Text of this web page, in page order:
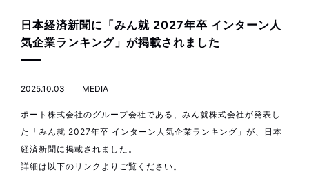
日本経済新聞に「みん就 2027年卒 インターン人
気企業ランキング」が掲載されました
2025.10.03 MEDIA
ポート株式会社のグループ会社である、みん就株式会社が発表し
た「みん就 2027年卒 インターン人気企業ランキング」が、日本
経済新聞に掲載されました。
詳細は以下のリンクよりご覧ください。